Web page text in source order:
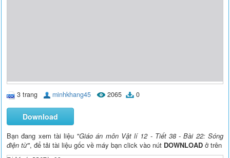
3 trang minhkhang45 2065 0
Download
Bạn đang xem tài liệu "Giáo án môn Vật lí 12 - Tiết 38 - Bài 22: Sóng
điện từ", để tải tài liệu gốc về máy bạn click vào nút DOWNLOAD ở trên